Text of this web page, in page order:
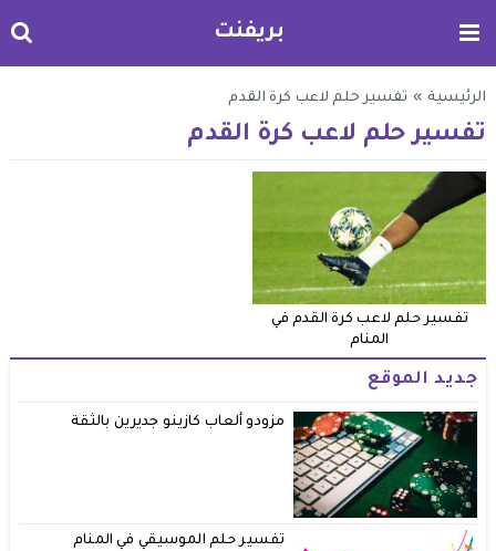
بريفنت
الرئيسية » تفسير حلم لاعب كرة القدم
تفسير حلم لاعب كرة القدم
تفسير حلم لاعب كرة القدم في
المنام
جديد الموقع
مزودو ألعاب كازينو جديرين بالثقة
تفسير حلم الموسيقي في المنام